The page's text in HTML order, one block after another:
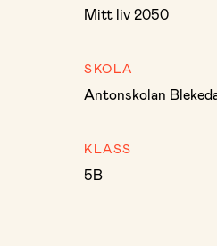
Mitt liv 2050
SKOLA
Antonskolan
KLASS
5B